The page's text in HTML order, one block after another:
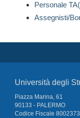
Personale
Assegnisti/
Università degli
Piazza Marina, 61
90133 - PALERMO
Codice Fiscale